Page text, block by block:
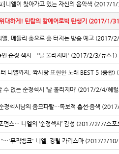
니엘이 찾아가고 있는 자신의 음악색 (2017/
대하게! 틴탑의 칼에어로빅 탄생기 (2017/1/
엘, 메들리 춤으로 흥 터지는 방송 예고 (2017/
인 순정·섹시…'날 울리지마' (2017/2/3/뉴스1)
니엘까지, 짝사랑 표현한 노래 BEST 5 (종
수 없는 순정섹시 ‘날 울리지마’ (2017/2/4/헤
정섹시남의 옴므파탈…독보적 춤선·음색
먼스… 니엘의 ‘순정섹시’ 감성 (2017/2/7/스포
"…'뮤직뱅크' 니엘, 강렬 카리스마 (2017/2/10/